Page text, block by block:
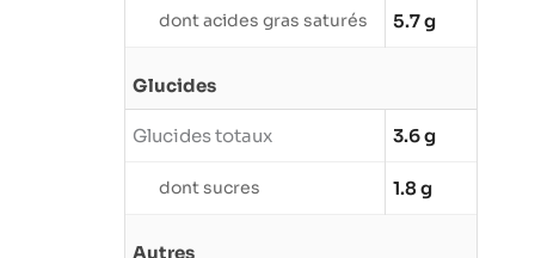
dont acides gras saturés 5.7 g
Glucides
Glucides totaux 3.6 g
dont sucres 1.8 g
Autres